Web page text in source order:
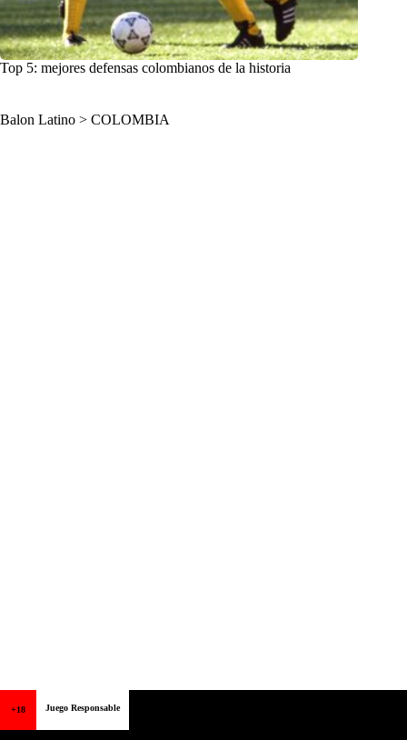
Top 5: mejores defensas colombianos de la historia
Balon Latino > COLOMBIA
+18 Juego Responsable